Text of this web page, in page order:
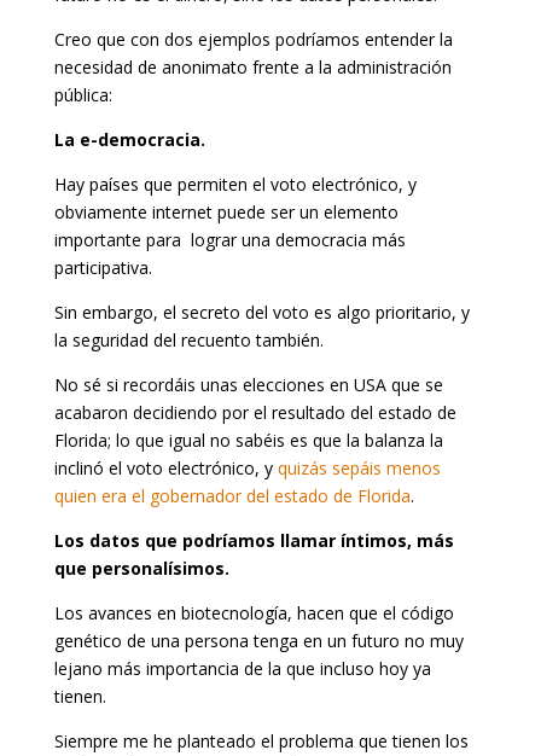
Creo que con dos ejemplos podríamos entender la
necesidad de anonimato frente a la administración
pública:
La e-democracia.
Hay países que permiten el voto electrónico, y
obviamente internet puede ser un elemento
importante para lograr una democracia más
participativa.
Sin embargo, el secreto del voto es algo prioritario, y
la seguridad del recuento también.
No sé si recordáis unas elecciones en USA que se
acabaron decidiendo por el resultado del estado de
Florida; lo que igual no sabéis es que la balanza la
inclinó el voto electrónico, y quizás sepáis menos
quien era el gobernador del estado de Florida.
Los datos que podríamos llamar íntimos, más
que personalísimos.
Los avances en biotecnología, hacen que el código
genético de una persona tenga en un futuro no muy
lejano más importancia de la que incluso hoy ya
tienen.
Siempre me he planteado el problema que tienen los